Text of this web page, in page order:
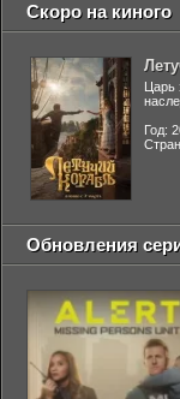
Скоро на киного
Царь
Год:
Обновления